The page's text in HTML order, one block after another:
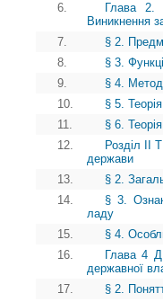
6.
Глава
Виникнення
7.
§ 2.
8.
§ 3.
9.
§ 4. Метод
10.
§ 5.
11.
§ 6.
12.
Розділ II
держави
13.
§ 2.
14.
§ 3.
ладу
15.
§ 4.
16.
Глава 4
державної
17.
§ 2.